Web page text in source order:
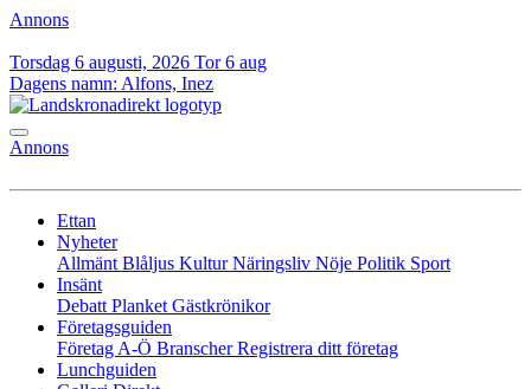
Annons
Torsdag 6 augusti, 2026 Tor 6 aug
Dagens namn: Alfons, Inez
Annons
Ettan
Nyheter
Allmänt Blåljus KulturNäringsliv Nöje Politik Sport
Insänt
Debatt Planket Gästkrönikor
Företagsguiden
Företag A-Ö BranscherRegistrera ditt företag
Lunchguiden